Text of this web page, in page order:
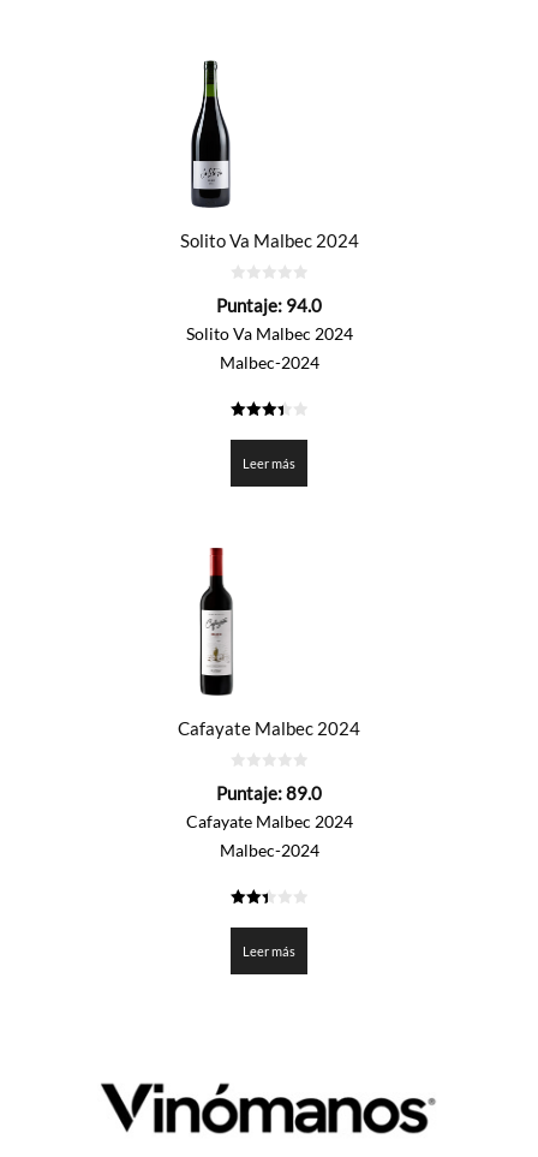
Solito Va Malbec 2024
de
Puntaje: 94.0
Solito Va Malbec 2024
Malbec-2024
de 5
Leer más
Cafayate Malbec 2024
de
Puntaje:89.0
Cafayate Malbec 2024
Malbec-2024
de 5
Leer más